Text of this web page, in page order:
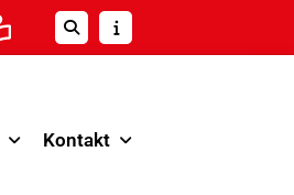
Kontakt